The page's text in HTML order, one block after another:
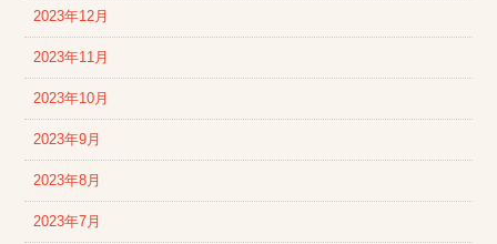
2023年12月
2023年11月
2023年10月
2023年9月
2023年8月
2023年7月